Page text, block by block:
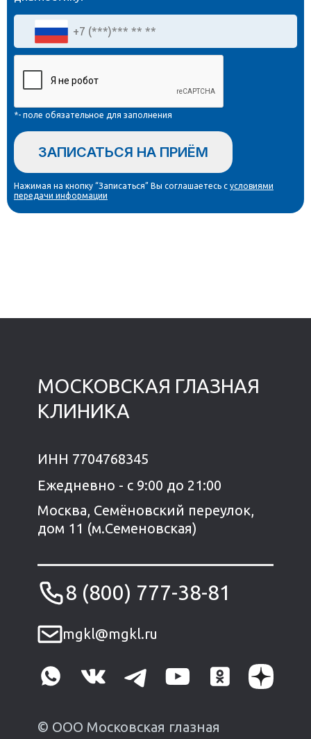
*- поле обязательное для заполнения
ЗАПИСАТЬСЯ НА ПРИЁМ
Нажимая на кнопку “Записаться” Вы соглашаетесь с условиями
передачи информации
МОСКОВСКАЯ ГЛАЗНАЯ
КЛИНИКА
ИНН 7704768345
Ежедневно - с 9:00 до 21:00
Москва, Семёновский переулок,
дом 11 (м.Семеновская)
8 (800) 777-38-81
mgkl@mgkl.ru
© ООО Московская глазная